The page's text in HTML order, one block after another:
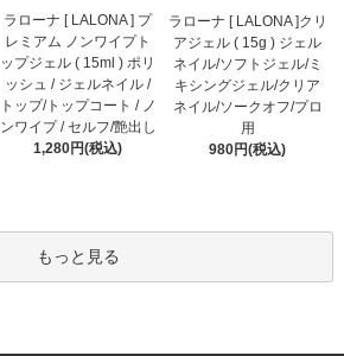
ラローナ [ LALONA ] プ
レミアム ノンワイプト
ップジェル ( 15ml ) ポリ
ッシュ / ジェルネイル /
トップ/トップコート / ノ
ンワイプ / セルフ/艶出し
1,280円(税込)
ラローナ [ LALONA ]クリ
アジェル ( 15g ) ジェル
ネイル/ソフトジェル/ミ
キシングジェル/クリア
ネイル/ソークオフ/プロ
用
980円(税込)
もっと見る